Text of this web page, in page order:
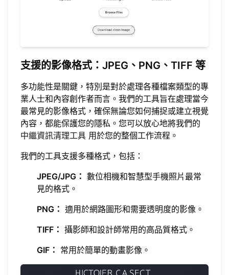
支援的影像格式：JPEG、PNG、TIFF 等
多功能性是關鍵，特別是對於處理各種檔案類型的專
業人士和內容創作者而言。我們的工具旨在處理當今
最常見的影像格式，確保無論您如何捕捉或建立視覺
內容，都能保護您的隱私。您可以放心地將我們的
中繼資訊清理工具 用於您的整個工作流程。
我們的工具支援多種格式，包括：
JPEG/JPG： 數位相機和智慧型手機照片最常
見的格式。
PNG： 適用於網路圖形和需要透明度的影像。
TIFF： 攝影師和設計師常用的高品質格式。
GIF： 常用於簡單的動畫影像。